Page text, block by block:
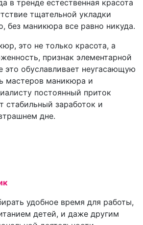
в тренде естественная красота
тщательной укладки
без маникюра все равно никуда.
это не только красота, а
признак элементарной
это обуславливает неугасающую
мастеров маникюра и
постоянный приток
стабильный заработок и
дне.
удобное время для работы,
детей, и даже другим